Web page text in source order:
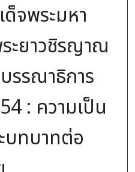
จพระมหา
ะยาวชิรญาณ
รรณาธิการ
: ความเป็น
บทบาทต่อ